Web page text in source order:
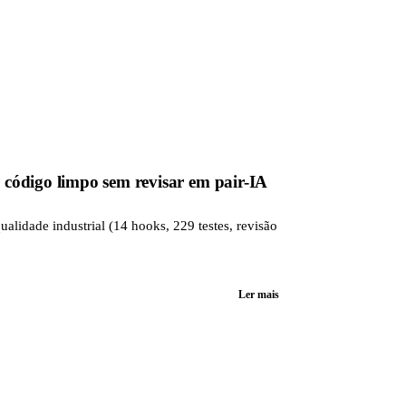
limpo sem revisar em pair-IA
industrial (14 hooks, 229 testes, revisão
Ler mais